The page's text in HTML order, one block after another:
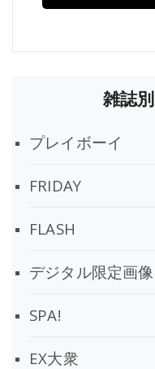
雑誌
プレイボーイ
FRIDAY
FLASH
デジタル限定画像
SPA!
EX大衆